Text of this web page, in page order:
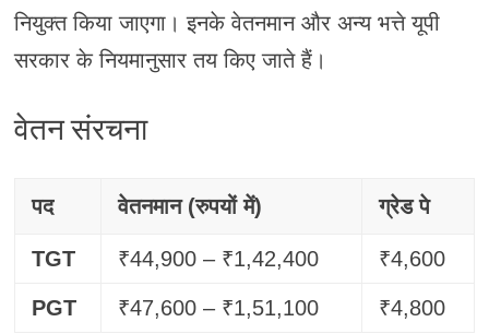
नियुक्त किया जाएगा। इनके वेतनमान और अन्य भत्ते यूपी
सरकार के नियमानुसार तय किए जाते हैं।
वेतन संरचना
पद वेतनमान (रुपयों में) ग्रेड पे
TGT ₹44,900 – ₹1,42,400 ₹4,600
PGT ₹47,600 – ₹1,51,100 ₹4,800